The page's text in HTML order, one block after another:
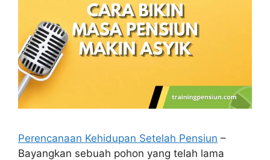
Perencanaan Kehidupan Setelah Pensiun –
Bayangkan sebuah pohon yang telah lama